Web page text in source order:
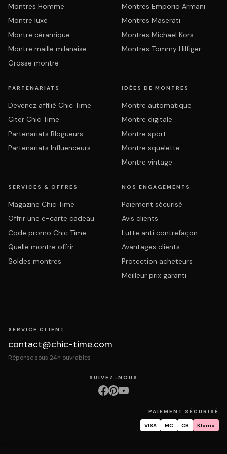
Montres Homme
Montre luxe
Montre céramique
Montre maille milanaise
Grosse montre
Montres Emporio Armani
Montres Maserati
Montres Michael Kors
Montres Tommy Hilfiger
PARTENARIATS
Devenez affilié Chic Time
Citer Chic Time
Partenariats Blogueurs
Partenariats Influenceurs
IDÉES DE MONTRES
Montre automatique
Montre digitale
Montre sport
Montre squelette
Montre vintage
SERVICES & OFFRES
Magazine Chic Time
Offrir une e-carte cadeau
Code promo Chic Time
Quelle montre offrir
Soldes montres
NOS ENGAGEMENTS
Paiement sécurisé
Avis clients
Lutte anti contrefaçon
Avantages clients
Protection acheteurs
Meilleur prix garanti
SERVICE CLIENT
contact@chic-time.com
Réponse sous 24h ouvrables
SUIVEZ-NOUS
PAIEMENT SÉCURISÉ
VISA MC CB Klarna